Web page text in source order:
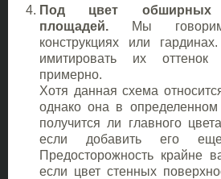
Под цвет обширных
площадей. Мы
конструкциях или
имитировать их оттенок
примерно.
Хотя данная схема
однако она в
получится ли главного
если добавить его
Предосторожность крайне
если цвет стенных